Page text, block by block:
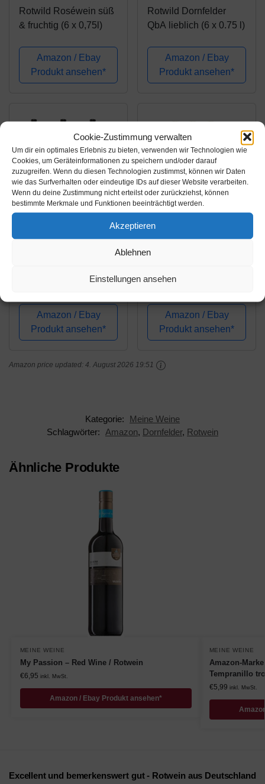
Cookie-Zustimmung verwalten
Um dir ein optimales Erlebnis zu bieten, verwenden wir Technologien wie
Cookies, um Geräteinformationen zu speichern und/oder darauf
zuzugreifen. Wenn du diesen Technologien zustimmst, können wir Daten
wie das Surfverhalten oder eindeutige IDs auf dieser Website verarbeiten.
Wenn du deine Zustimmung nicht erteilst oder zurückziehst, können
bestimmte Merkmale und Funktionen beeinträchtigt werden.
Akzeptieren
Ablehnen
Einstellungen ansehen
Rotwild Roséwein süß
& fruchtig (6 x 0,75l)
Amazon / Ebay
Produkt ansehen*
Rotwild Dornfelder
QbA lieblich (6 x 0.75 l)
Amazon / Ebay
Produkt ansehen*
Rosé QbA, lieblich,
Weinpaket + VINOX
Winecards (6x0,75l)
Amazon / Ebay
Produkt ansehen*
Amazon.de
Qualitätswein
Amazon / Ebay
Produkt ansehen*
Amazon price updated: 4. August 2026 19:51
Kategorie:
Meine Weine
Schlagwörter:
Amazon, Dornfelder, Rotwein
Ähnliche Produkte
MEINE WEINE
My Passion – Red Wine / Rotwein
€6,95 inkl. MwSt.
Amazon / Ebay Produkt ansehen*
MEINE WEINE
Amazon-
Tempranillo
€5,99 inkl. MwSt.
Excellent und bemerkenswert gut - Rotwein aus Deutschland